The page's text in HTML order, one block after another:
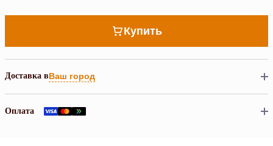
Купить
Доставка вВаш город
Оплата